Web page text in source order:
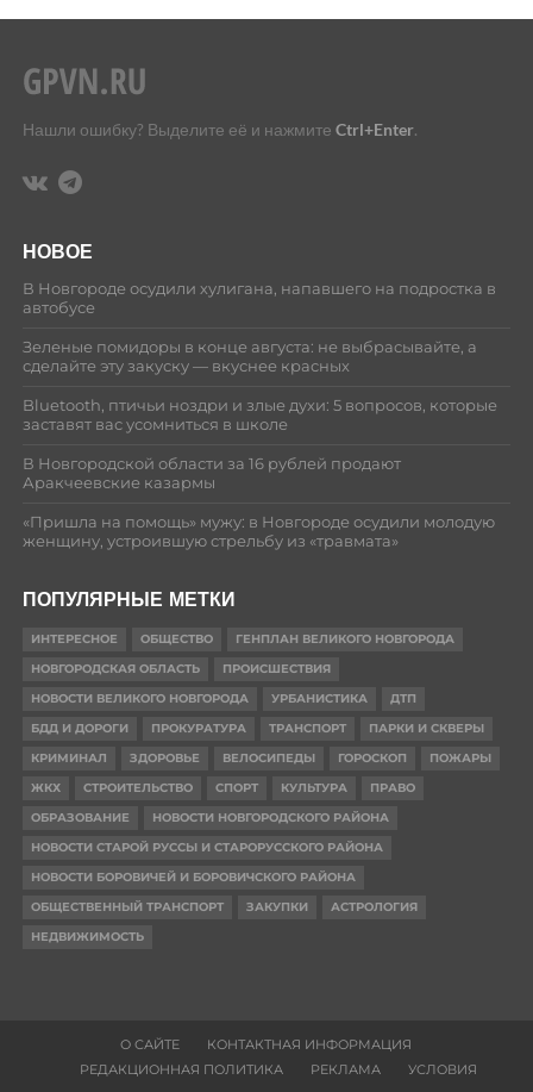
Нашли ошибку? Выделите её и нажмите Ctrl+Enter.
НОВОЕ
В Новгороде осудили хулигана, напавшего на подростка в
автобусе
Зеленые помидоры в конце августа: не выбрасывайте, а
сделайте эту закуску — вкуснее красных
Bluetooth, птичьи ноздри и злые духи: 5 вопросов, которые
заставят вас усомниться в школе
В Новгородской области за 16 рублей продают
Аракчеевские казармы
«Пришла на помощь» мужу: в Новгороде осудили молодую
женщину, устроившую стрельбу из «травмата»
ПОПУЛЯРНЫЕ МЕТКИ
ИНТЕРЕСНОЕ ОБЩЕСТВО
ГЕНПЛАН ВЕЛИКОГО НОВГОРОДА
НОВГОРОДСКАЯ ОБЛАСТЬ
ПРОИСШЕСТВИЯ
НОВОСТИ ВЕЛИКОГО НОВГОРОДА
УРБАНИСТИКА
ДТП
БДД И ДОРОГИ
ПРОКУРАТУРА ТРАНСПОРТ
ПАРКИ И СКВЕРЫ
КРИМИНАЛ
ЗДОРОВЬЕ ВЕЛОСИПЕДЫ ГОРОСКОП
ПОЖАРЫ
ЖКХ
СТРОИТЕЛЬСТВО СПОРТ КУЛЬТУРА
ПРАВО
ОБРАЗОВАНИЕ
НОВОСТИ НОВГОРОДСКОГО РАЙОНА
НОВОСТИ СТАРОЙ РУССЫ И СТАРОРУССКОГО РАЙОНА
НОВОСТИ БОРОВИЧЕЙ И БОРОВИЧСКОГО РАЙОНА
ОБЩЕСТВЕННЫЙ ТРАНСПОРТ
ЗАКУПКИ
АСТРОЛОГИЯ
НЕДВИЖИМОСТЬ
О САЙТЕ
КОНТАКТНАЯ ИНФОРМАЦИЯ
РЕДАКЦИОННАЯ ПОЛИТИКА
РЕКЛАМА УСЛОВИЯ